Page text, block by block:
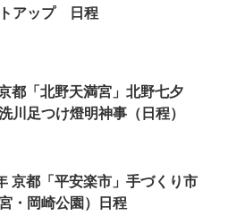
トアップ 日程
都「北野天満宮」北野七夕
川足つけ燈明神事（日程）
京都「平安楽市」手づくり市
宮・岡崎公園）日程